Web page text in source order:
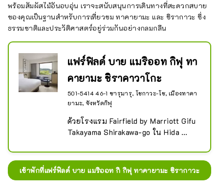
พร้อมสัมผัสไม้อันอบอุ่น เราจะสนับสนุนการเดินทางที่สะดวกสบาย
ของคุณเป็นฐานสำหรับการเที่ยวชม ทาคายามะ และ ชิรากาวะ ซึ่ง
ธรรมชาติและประวัติศาสตร์อยู่ร่วมกันอย่างกลมกลืน
แฟร์ฟิลด์ บาย แมริออท กิฟุ ทา
คายามะ ชิราคาวาโกะ
501-5414 46-1 ซารุมารุ, โชกาวะ-โช, เมืองทาคา
ยามะ, จังหวัดกิฟุ
ด้วยโรงแรม Fairfield by Marriott Gifu
Takayama Shirakawa-go ใน Hida
คุณจะได้เพลิดเพลินกับความเขียวขจี
สดชื่นของฤดูใบไม้ผลิ ความเขียวขจีเข้ม
ของฤดูร้อน และใบไม้หลากสีสันในฤดู
เข้าพักที่แฟร์ฟิลด์ บาย แมริออท กิ กิฟุ ทาคายามะ ชิรากาวะ